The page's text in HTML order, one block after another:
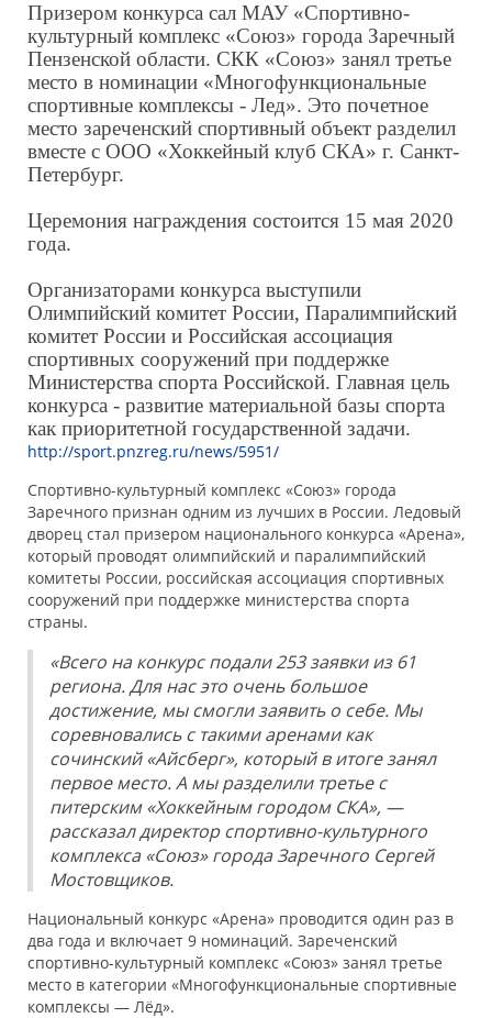
Призером конкурса сал МАУ «Спортивно-
культурный комплекс «Союз» города Заречный
Пензенской области. СКК «Союз» занял третье
место в номинации «Многофункциональные
спортивные комплексы - Лед». Это почетное
место зареченский спортивный объект разделил
вместе с ООО «Хоккейный клуб СКА» г. Санкт-
Петербург.
Церемония награждения состоится 15 мая 2020
года.
Организаторами конкурса выступили
Олимпийский комитет России, Паралимпийский
комитет России и Российская ассоциация
спортивных сооружений при поддержке
Министерства спорта Российской. Главная цель
конкурса - развитие материальной базы спорта
как приоритетной государственной задачи.
http://sport.pnzreg.ru/news/5951/
Спортивно-культурный комплекс «Союз» города
Заречного признан одним из лучших в России. Ледовый
дворец стал призером национального конкурса «Арена»,
который проводят олимпийский и паралимпийский
комитеты России, российская ассоциация спортивных
сооружений при поддержке министерства спорта
страны.
«Всего на конкурс подали 253 заявки из 61
региона. Для нас это очень большое
достижение, мы смогли заявить о себе. Мы
соревновались с такими аренами как
сочинский «Айсберг», который в итоге занял
первое место. А мы разделили третье с
питерским «Хоккейным городом СКА», —
рассказал директор спортивно-культурного
комплекса «Союз» города Заречного Сергей
Мостовщиков.
Национальный конкурс «Арена» проводится один раз в
два года и включает 9 номинаций. Зареченский
спортивно-культурный комплекс «Союз» занял третье
место в категории «Многофункциональные спортивные
комплексы — Лёд».